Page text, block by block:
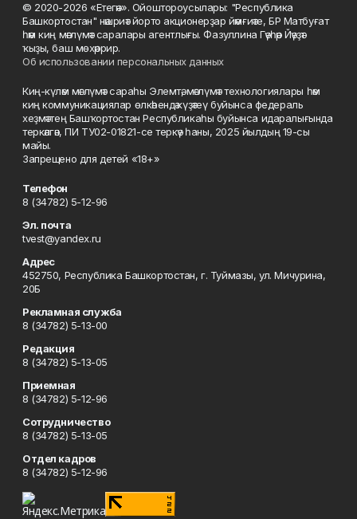
© 2020-2026 «Етегән». Ойоштороусылары: "Республика
Башкортостан" нәшриәт йорто акционерҙар йәмғиәте, БР Матбуғат
һәм киң мәғлүмәт саралары агентлығы. Фазуллина Гәүһәр Йәүҙәт
ҡыҙы, баш мөхәррир.
Об использовании персональных данных
Киң-күләм мәғлүмәт сараһы Элемтә, мәғлүмәт технологиялары һәм
киң коммуникациялар өлкәһендә күҙәтеү буйынса федераль
хеҙмәттең Башҡортостан Республикаһы буйынса идаралығында
теркәлгән, ПИ ТУ02-01821-се теркәү һаны, 2025 йылдың 19-сы
майы.
Запрещено для детей «18+»
Телефон
8 (34782) 5-12-96
Эл. почта
tvest@yandex.ru
Адрес
452750, Республика Башкортостан, г. Туймазы, ул. Мичурина,
20Б
Рекламная служба
8 (34782) 5-13-00
Редакция
8 (34782) 5-13-05
Приемная
8 (34782) 5-12-96
Сотрудничество
8 (34782) 5-13-05
Отдел кадров
8 (34782) 5-12-96